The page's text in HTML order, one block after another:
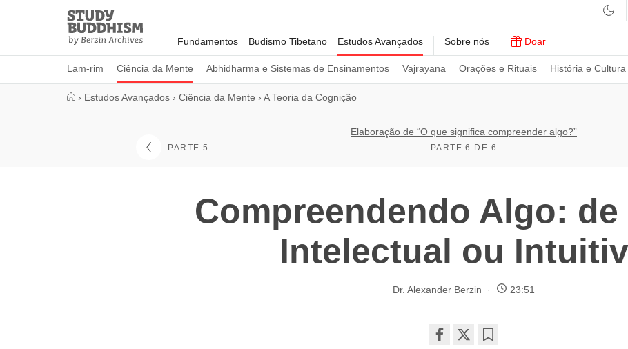
Study
Buddhism
Home
Fundamentos Budismo Tibetano Estudos Avançados
Lam-rim Ciência da Mente Abhidharma e Sistemas de Ensinamentos Vajrayana Orações e Rituais História e Cultura
Sobre nós Doar
› Estudos Avançados › Ciência da Mente › A Teoria da Cognição
PARTE 5
Elaboração de “O que significa compreender algo?”
PARTE 6 DE 6
Compreendendo Algo: de
Intelectual ou
Dr. Alexander Berzin 23:51